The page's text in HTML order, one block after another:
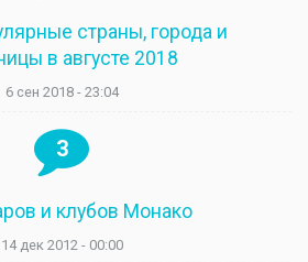
страны, города и
в августе 2018
6 сен 2018 - 23:04
3
и клубов Монако
14 дек 2012 - 00:00